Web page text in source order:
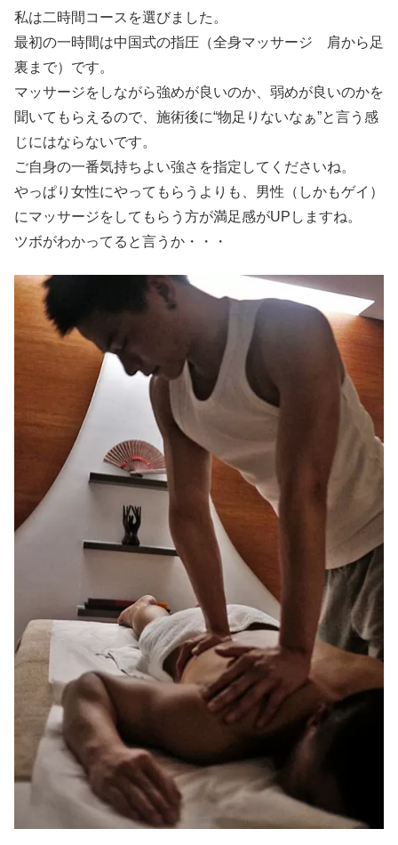
私は二時間コースを選びました。
最初の一時間は中国式の指圧（全身マッサージ 肩から足
裏まで）です。
マッサージをしながら強めが良いのか、弱めが良いのかを
聞いてもらえるので、施術後に“物足りないなぁ”と言う感
じにはならないです。
ご自身の一番気持ちよい強さを指定してくださいね。
やっぱり女性にやってもらうよりも、男性（しかもゲイ）
にマッサージをしてもらう方が満足感がUPしますね。
ツボがわかってると言うか・・・